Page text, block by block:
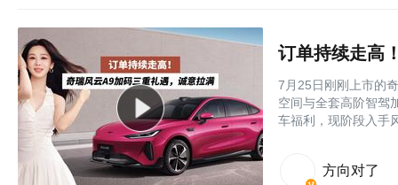
订单持续走高
7月25日刚刚上市的
空间与全套高阶智驾
车福利，现阶段入手
方向对了